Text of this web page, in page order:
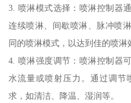
3. 喷淋模式选择：喷淋控制器
连续喷淋、间歇喷淋、脉冲喷
同的喷淋模式，以达到佳的喷淋
4. 喷淋强度调节：喷淋控制器
水流量或喷射压力。通过调
求，如清洁、降温、湿润等。